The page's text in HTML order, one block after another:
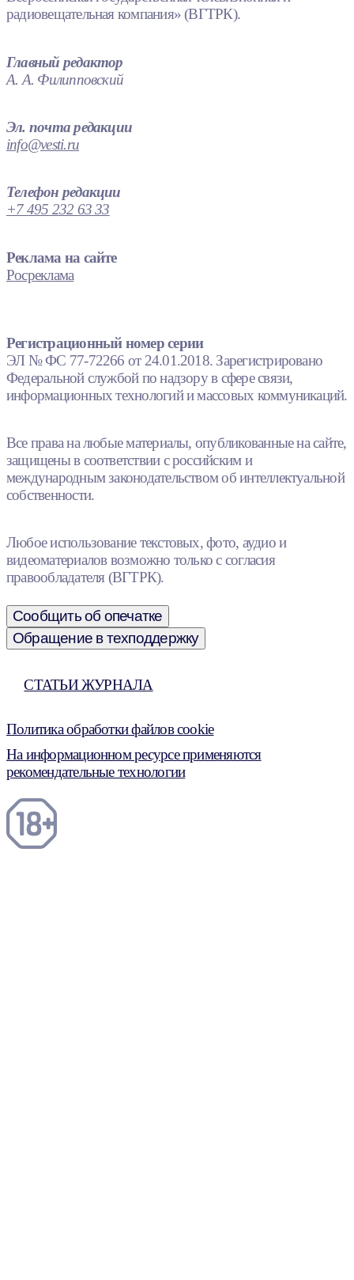
радиовещательная компания» (ВГТРК).
Главный редактор
А. А. Филипповский
Эл. почта редакции
info@vesti.ru
Телефон редакции
+7 495 232 63 33
Реклама на сайте
Росреклама
Регистрационный номер серии
ЭЛ № ФС 77-72266 от 24.01.2018. Зарегистрировано
Федеральной службой по надзору в сфере связи,
информационных технологий и массовых коммуникаций.
Все права на любые материалы, опубликованные на сайте,
защищены в соответствии с российским и
международным законодательством об интеллектуальной
собственности.
Любое использование текстовых, фото, аудио и
видеоматериалов возможно только с согласия
правообладателя (ВГТРК).
Сообщить об опечатке
Обращение в техподдержку
СТАТЬИ ЖУРНАЛА
Политика обработки файлов cookie
На информационном ресурсе применяются
рекомендательные технологии